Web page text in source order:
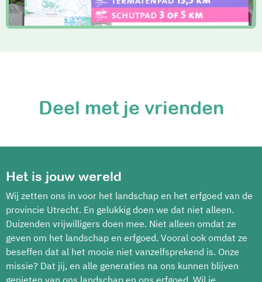
Deel met je vrienden
Het is jouw wereld
Wij zetten ons in voor het landschap en het erfgoed van de
provincie Utrecht. En gelukkig doen we dat niet alleen.
Duizenden vrijwilligers doen mee. Niet alleen omdat ze
geven om het landschap en erfgoed. Vooral ook omdat ze
beseffen dat al het mooie niet vanzelfsprekend is. Onze
missie? Dat jij, en alle generaties na ons kunnen blijven